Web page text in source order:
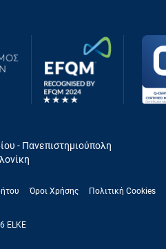
- Πανεπιστημιούπολη
Όροι Χρήσης Πολιτική Cookies
ELKE